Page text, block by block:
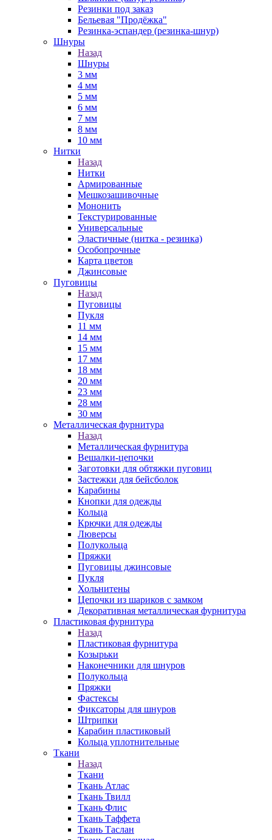
Резинки под заказ
Бельевая "Продёжка"
Резинка-эспандер (резинка-шнур)
Шнуры
Назад
Шнуры
3 мм
4 мм
5 мм
6 мм
7 мм
8 мм
10 мм
Нитки
Назад
Нитки
Армированные
Мешкозашивочные
Мононить
Текстурированные
Универсальные
Эластичные (нитка - резинка)
Особопрочные
Карта цветов
Джинсовые
Пуговицы
Назад
Пуговицы
Пукля
11 мм
14 мм
15 мм
17 мм
18 мм
20 мм
23 мм
28 мм
30 мм
Металлическая фурнитура
Назад
Металлическая фурнитура
Вешалки-цепочки
Заготовки для обтяжки пуговиц
Застежки для бейсболок
Карабины
Кнопки для одежды
Кольца
Крючки для одежды
Люверсы
Полукольца
Пряжки
Пуговицы джинсовые
Пукля
Хольнитены
Цепочки из шариков с замком
Декоративная металлическая фурнитура
Пластиковая фурнитура
Назад
Пластиковая фурнитура
Козырьки
Наконечники для шнуров
Полукольца
Пряжки
Фастексы
Фиксаторы для шнуров
Штрипки
Карабин пластиковый
Кольца уплотнительные
Ткани
Назад
Ткани
Ткань Атлас
Ткань Твилл
Ткань Флис
Ткань Таффета
Ткань Таслан